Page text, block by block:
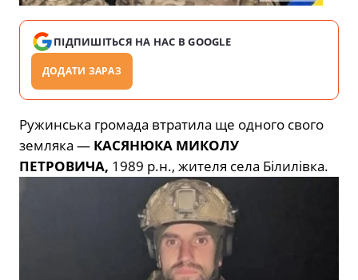
ПІДПИШІТЬСЯ НА НАС В GOOGLE
ДОДАТИ ЗАРАЗ
Ружинська громада втратила ще одного свого
земляка — КАСЯНЮКА МИКОЛУ
ПЕТРОВИЧА, 1989 р.н., жителя села Білилівка.